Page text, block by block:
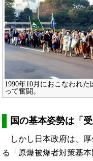
1990年10月におこなわれ
って奮闘。
国の基本姿勢は「受
しかし日本政府は、厚
る「原爆被爆者対策基